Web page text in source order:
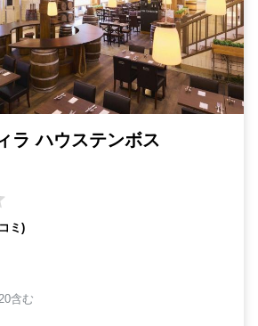
ラ ハウステンボス
ミ)
含む